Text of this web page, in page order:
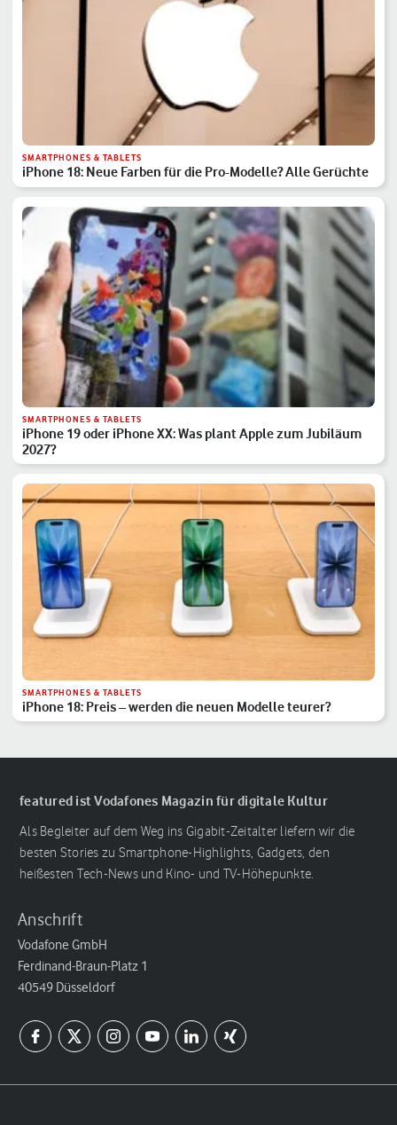
SMARTPHONES & TABLETS
iPhone 18: Neue Farben für die Pro-Modelle? Alle Gerüchte
SMARTPHONES & TABLETS
iPhone 19 oder iPhone XX: Was plant Apple zum Jubiläum
2027?
SMARTPHONES & TABLETS
iPhone 18: Preis – werden die neuen Modelle teurer?
featured ist Vodafones Magazin für digitale Kultur
Als Begleiter auf dem Weg ins Gigabit-Zeitalter liefern wir die
besten Stories zu Smartphone-Highlights, Gadgets, den
heißesten Tech-News und Kino- und TV-Höhepunkte.
Anschrift
Vodafone GmbH
Ferdinand-Braun-Platz 1
40549 Düsseldorf